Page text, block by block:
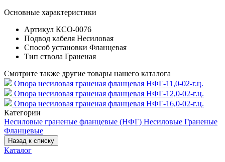
Основные характеристики
Артикул КСО-0076
Подвод кабеля Несиловая
Способ установки Фланцевая
Тип ствола Граненая
Смотрите также другие товары нашего каталога
Опора несиловая граненая фланцевая НФГ-11,0-02-г.ц.
Опора несиловая граненая фланцевая НФГ-12,0-02-г.ц.
Опора несиловая граненая фланцевая НФГ-16,0-02-г.ц.
Категории
Несиловые граненые фланцевые (НФГ) Несиловые Граненые
Фланцевые
Назад к списку
Каталог